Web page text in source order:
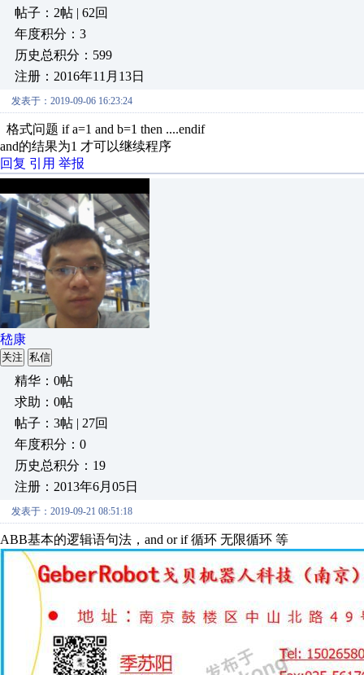
帖子：2帖 | 62回
年度积分：3
历史总积分：599
注册：2016年11月13日
发表于：2019-09-06 16:23:24
格式问题 if a=1 and b=1 then ....endif
and的结果为1 才可以继续程序
回复 引用 举报
嵇康
关注 私信
精华：0帖
求助：0帖
帖子：3帖 | 27回
年度积分：0
历史总积分：19
注册：2013年6月05日
发表于：2019-09-21 08:51:18
ABB基本的逻辑语句法，and or if 循环 无限循环 等